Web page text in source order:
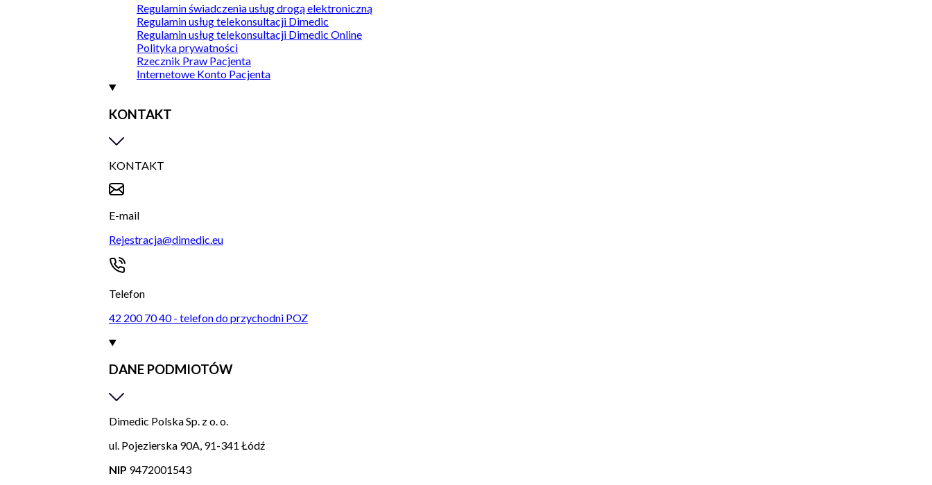
Regulamin świadczenia usług drogą elektroniczną
Regulamin usług telekonsultacji Dimedic
Regulamin usług telekonsultacji Dimedic Online
Polityka prywatności
Rzecznik Praw Pacjenta
Internetowe Konto Pacjenta
KONTAKT
KONTAKT
E-mail
Rejestracja@dimedic.eu
Telefon
42 200 70 40 - telefon do przychodni POZ
DANE PODMIOTÓW
Dimedic Polska Sp. z o. o.
ul. Pojezierska 90A, 91-341 Łódź
NIP 9472001543